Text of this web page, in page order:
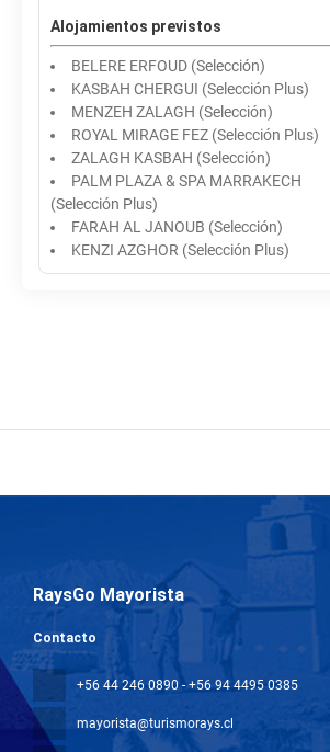
Alojamientos previstos
BELERE ERFOUD (Selección)
KASBAH CHERGUI (Selección Plus)
MENZEH ZALAGH (Selección)
ROYAL MIRAGE FEZ (Selección Plus)
ZALAGH KASBAH (Selección)
PALM PLAZA & SPA MARRAKECH
(Selección Plus)
FARAH AL JANOUB (Selección)
KENZI AZGHOR (Selección Plus)
RaysGo Mayorista
Contacto
+56 44 246 0890 - +56 94 4495 0385
mayorista@turismorays.cl